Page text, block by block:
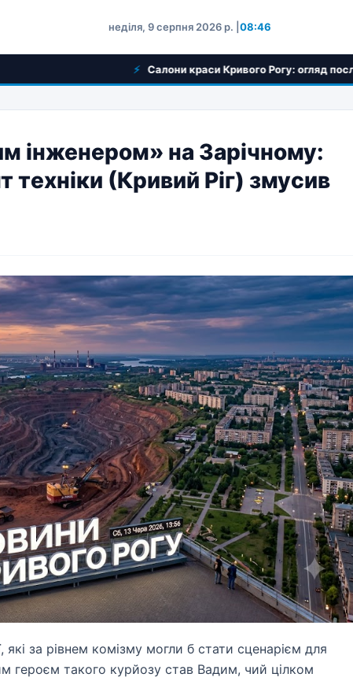
неділя, 9 серпня 2026 р. | 08:46
Салони краси Кривого Рогу: огляд послуг та вибір
інженером» на Зарічному:
техніки (Кривий Ріг) змусив
за рівнем комізму могли б стати сценарієм для
героєм такого курйозу став Вадим, чий цілком